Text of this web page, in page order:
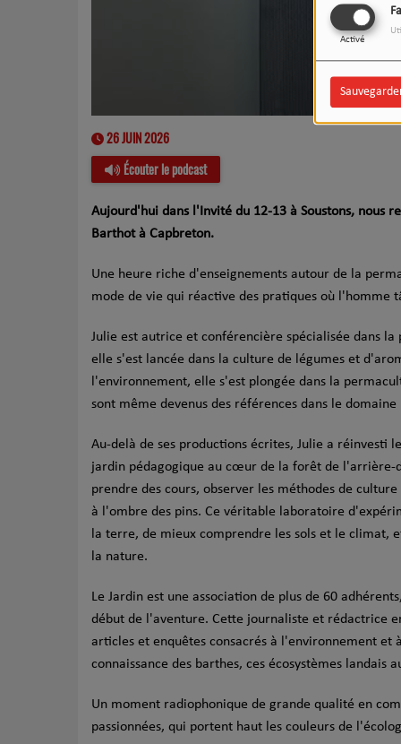
Activé
26 JUIN 2026
Écouter le podcast
Aujourd'hui dans l'Invité du 12-13 à Soustons, nous
Barthot à Capbreton.
Une heure riche d'enseignements autour de la
mode de vie qui réactive des pratiques où l'homme
Julie est autrice et conférencière spécialisée dans
elle s'est lancée dans la culture de légumes et
l'environnement, elle s'est plongée dans la
sont même devenus des références dans le
Au-delà de ses productions écrites, Julie a réinvesti
jardin pédagogique au cœur de la forêt de l'arrière-
prendre des cours, observer les méthodes de
à l'ombre des pins. Ce véritable laboratoire
la terre, de mieux comprendre les sols et le climat,
la nature.
Le Jardin est une association de plus de 60
début de l'aventure. Cette journaliste et rédactrice
articles et enquêtes consacrés à l'environnement
connaissance des barthes, ces écosystèmes landais
Un moment radiophonique de grande qualité en
passionnées, qui portent haut les couleurs de